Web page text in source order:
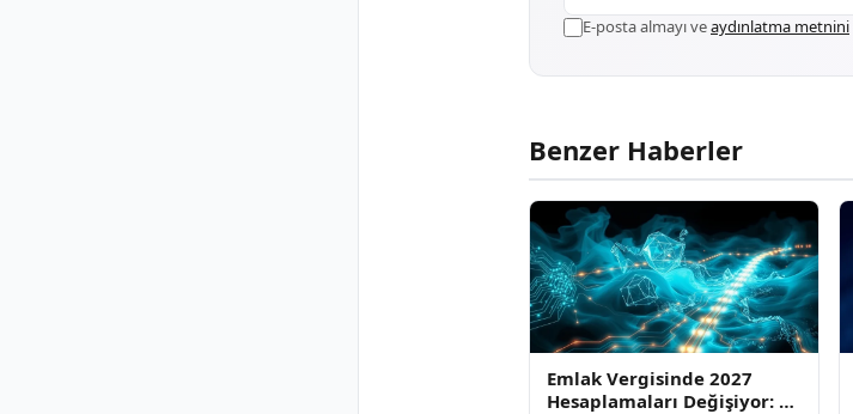
E-posta almayı veaydınlatma metnini
Benzer Haberler
Emlak Vergisinde 2027
Hesaplamaları Değişiyor: Ev